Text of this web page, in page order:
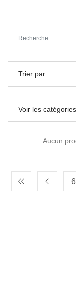
Trier par
Voir les catégories
Aucun
6